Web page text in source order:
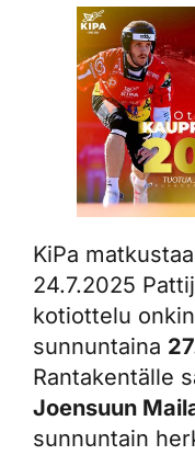
KiPa
24.7.2025
kotiottelu
sunnuntaina
Rantakentälle
Joensuun
sunnuntain